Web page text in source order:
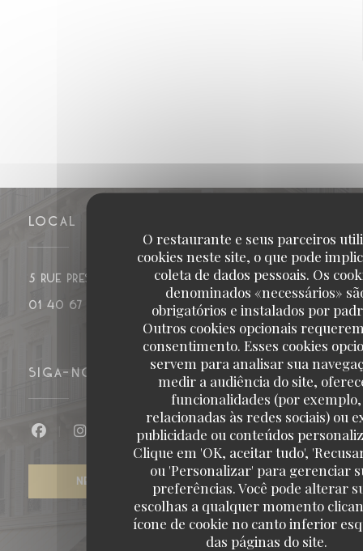
O restaurante e seus parceiros
cookies neste site, o que pode
coleta de dados pessoais. Os
denominados «necessários»
obrigatórios e instalados por
Outros cookies opcionais
consentimento. Esses cookies
servem para analisar sua
medir a audiência do site,
funcionalidades (por exemplo,
relacionadas às redes sociais) ou
publicidade ou conteúdos
Clique em 'OK, aceitar tudo',
ou 'Personalizar' para gerenciar
preferências. Você pode alterar
escolhas a qualquer momento
ícone de cookie no canto inferior
das páginas do site.
LOCAL
5 rue Presbourg 75016 PARIS((abre numa nova janela))
01 40 67 17 37
SIGA-NOS
Facebook ((abre numa nova janela))
Instagram ((abre numa nova janela))
NEWSLETTER